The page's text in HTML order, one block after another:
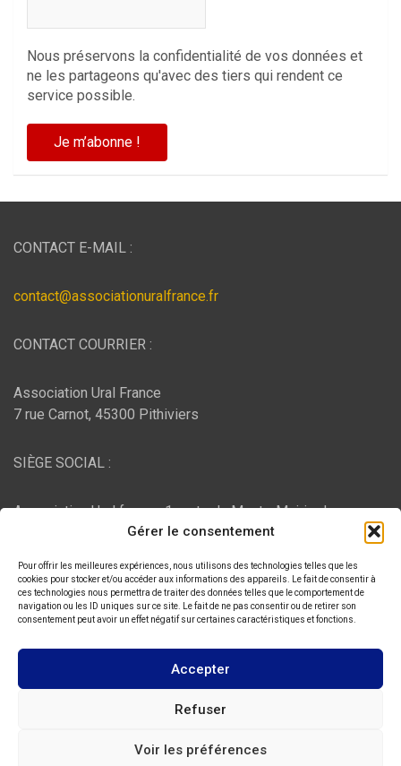
Gérer le consentement
Pour offrir les meilleures expériences, nous utilisons des technologies telles que les
cookies pour stocker et/ou accéder aux informations des appareils. Le fait de consentir à
ces technologies nous permettra de traiter des données telles que le comportement de
navigation ou les ID uniques sur ce site. Le fait de ne pas consentir ou de retirer son
consentement peut avoir un effet négatif sur certaines caractéristiques et fonctions.
Accepter
Refuser
Voir les préférences
Nous préservons la confidentialité de vos données et
ne les partageons qu'avec des tiers qui rendent ce
service possible.
CONTACT E-MAIL :
contact@associationuralfrance.fr
CONTACT COURRIER :
Association Ural France
7 rue Carnot, 45300 Pithiviers
SIÈGE SOCIAL :
Association Ural france, 1 route du Mont - Mairie de
Bujaleuf, 87460 Bujaleuf
HÉBERGEMENT :
, Chemin des Pardiaux, 63000 Clermont-Ferrand
ASSOCIATION URAL FRANCE
Fièrement propulsé par :